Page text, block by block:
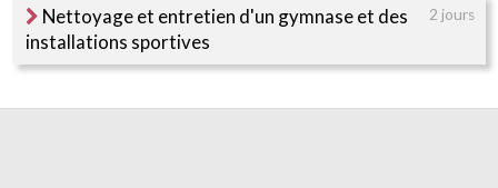
Nettoyage et entretien d'un gymnase et des
installations sportives
2 jours